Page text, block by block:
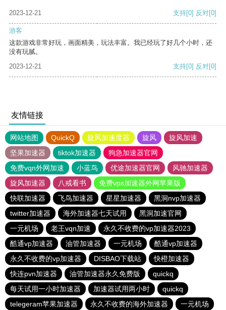
2023-12-21 支持[0] 反对[0]
游客
这款游戏非常好玩，画面精美，玩法丰富。我已经玩了好几个小时，还
没有玩腻。
2023-12-21
支持[0] 反对[0]
友情链接
网站地图 QuickQ 旋风加速度器 旋风
旋风加速
坚果加速器
tiktok加速器
狗急加速器官网
免费vqn外网加速
小蓝鸟 优途加速器官网
风驰加速器
旋风加速器
八戒看书
免费vps加速器外网苹果版
快联加速器
飞鸟加速器 星星加速器
黑洞nvp加速器
twitter加速器
海外加速器七天试用
黑洞加速官网
一元机场
老王vqn加速
永久不收费的vp加速器2023
酷通vp加速器
油管加速器 一元机场
酷通vp加速器
永久不收费的vp加速器
DISBAO下载站
快橙加速器
快连pvn加速器
油管加速器永久免费版
quickq
每天试用一小时加速器
加速器试用两小时
quickq
telegeram苹果加速器
永久不收费的海外加速器 一元机场